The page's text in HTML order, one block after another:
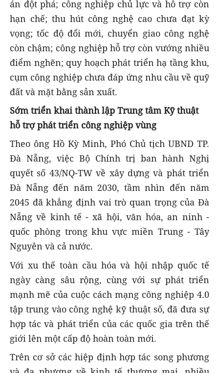
án đột phá; công nghiệp chủ lực và hỗ trợ còn
hạn chế; thu hút công nghệ cao chưa đạt kỳ
vọng; tốc độ đổi mới, chuyển giao công nghệ
còn chậm; công nghiệp hỗ trợ còn vướng nhiều
điểm nghẽn; quy hoạch phát triển hạ tầng khu,
cụm công nghiệp chưa đáp ứng nhu cầu về quỹ
đất và mặt bằng sản xuất.
Sớm triển khai thành lập Trung tâm Kỹ thuật
hỗ trợ phát triển công nghiệp vùng
Theo ông Hồ Kỳ Minh, Phó Chủ tịch UBND TP.
Đà Nẵng, việc Bộ Chính trị ban hành Nghị
quyết số 43/NQ-TW về xây dựng và phát triển
Đà Nẵng đến năm 2030, tầm nhìn đến năm
2045 đã khẳng định vai trò quan trọng của Đà
Nẵng về kinh tế - xã hội, văn hóa, an ninh -
quốc phòng trong khu vực miền Trung - Tây
Nguyên và cả nước.
Với xu thế toàn cầu hóa và hội nhập quốc tế
ngày càng sâu rộng, cùng với sự phát triển
mạnh mẽ của cuộc cách mạng công nghiệp 4.0
tập trung vào công nghệ kỹ thuật số, đã đưa sự
hợp tác và phát triển của các quốc gia trên thế
giới lên một cấp độ hoàn toàn mới.
Trên cơ sở các hiệp định hợp tác song phương